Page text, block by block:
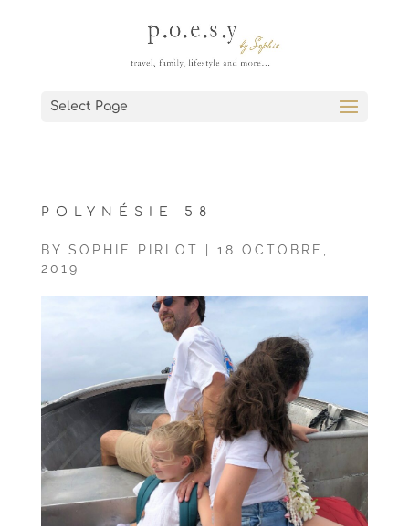
Select Page
POLYNÉSIE 58
BY SOPHIE PIRLOT
18 OCTOBRE,
2019